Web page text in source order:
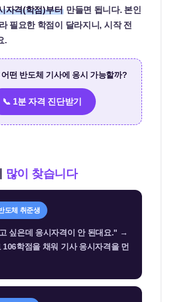
자격(학점)부터 만들면 됩니다. 본인
필요한 학점이 달라지니, 시작 전
.
떤 반도체 기사에 응시 가능할까?
📞 1분 자격 진단받기
많이 찾습니다
도체 취준생
싶은데 응시자격이 안 된대요." →
106학점을 채워 기사 응시자격을 먼